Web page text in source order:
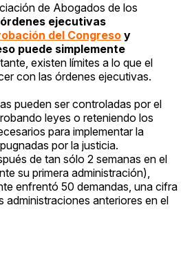
de Abogados de los
ejecutivas
del Congreso y
puede simplemente
existen límites a lo que el
con las órdenes ejecutivas.
pueden ser controladas por el
leyes o reteniendo los
para implementar la
por la justicia.
de tan sólo 2 semanas en el
su primera administración),
enfrentó 50 demandas, una cifra
administraciones anteriores en el